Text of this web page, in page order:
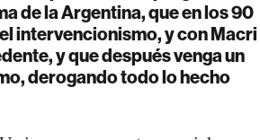
de la Argentina, que en los 90
intervencionismo, y con Macri
y que después venga un
derogando todo lo hecho